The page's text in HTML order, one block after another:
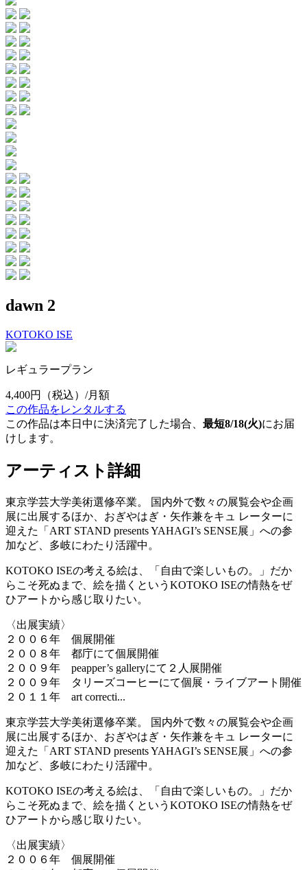
dawn 2
KOTOKO ISE
レギュラープラン
4,400円
（税込）/月額
この作品をレンタルする
この作品は本日中に決済完了した場合、 最短8/18(火)にお届
けします。
アーティスト詳細
東京学芸大学美術選修卒業。 国内外で数々の展覧会や企画
展に出展するほか、おぎやはぎ・矢作兼をキュ レーターに
迎えた「ART STAND presents YAHAGI’s SENSE展」への参
加など、多岐にわたり活躍中。
KOTOKO ISEの考える絵は、「自由で楽しいもの。」だか
らこそ死ぬまで、絵を描くというKOTOKO ISEの情熱をぜ
ひアートから感じ取りたい。
〈出展実績〉
２００６年 個展開催
２００８年 都庁にて個展開催
２００９年 peapper’s galleryにて２人展開催
２００９年 タリーズコーヒーにて個展・ライブアート開催
２０１１年 art correcti...
東京学芸大学美術選修卒業。 国内外で数々の展覧会や企画
展に出展するほか、おぎやはぎ・矢作兼をキュ レーターに
迎えた「ART STAND presents YAHAGI’s SENSE展」への参
加など、多岐にわたり活躍中。
KOTOKO ISEの考える絵は、「自由で楽しいもの。」だか
らこそ死ぬまで、絵を描くというKOTOKO ISEの情熱をぜ
ひアートから感じ取りたい。
〈出展実績〉
２００６年 個展開催